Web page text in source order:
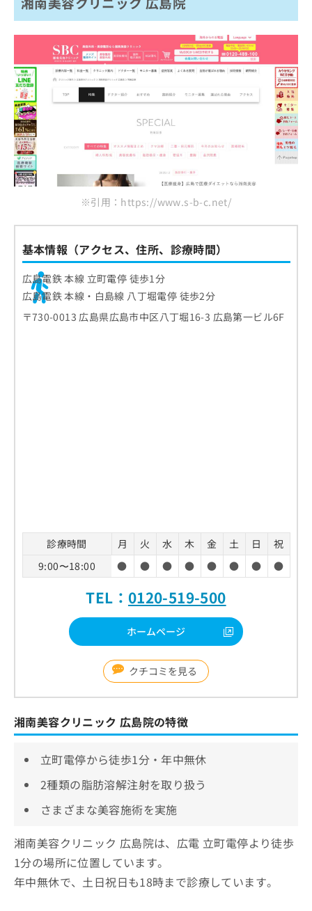
※引用：https://www.s-b-c.net/
基本情報（アクセス、住所、診療時間）
広島電鉄 本線 立町電停 徒歩1分
広島電鉄 本線・白島線 八丁堀電停 徒歩2分
〒730-0013 広島県広島市中区八丁堀16-3 広島第一ビル6F
診療時間 月 火 水 木 金 土 日
祝
9:00〜18:00
● ● ● ● ● ● ● ●
TEL： 0120-519-500
ホームページ
クチコミを見る
湘南美容クリニック 広島院の特徴
立町電停から徒歩1分・年中無休
2種類の脂肪溶解注射を取り扱う
さまざまな美容施術を実施
湘南美容クリニック 広島院は、広電 立町電停より徒歩
1分の場所に位置しています。
年中無休で、土日祝日も18時まで診療しています。